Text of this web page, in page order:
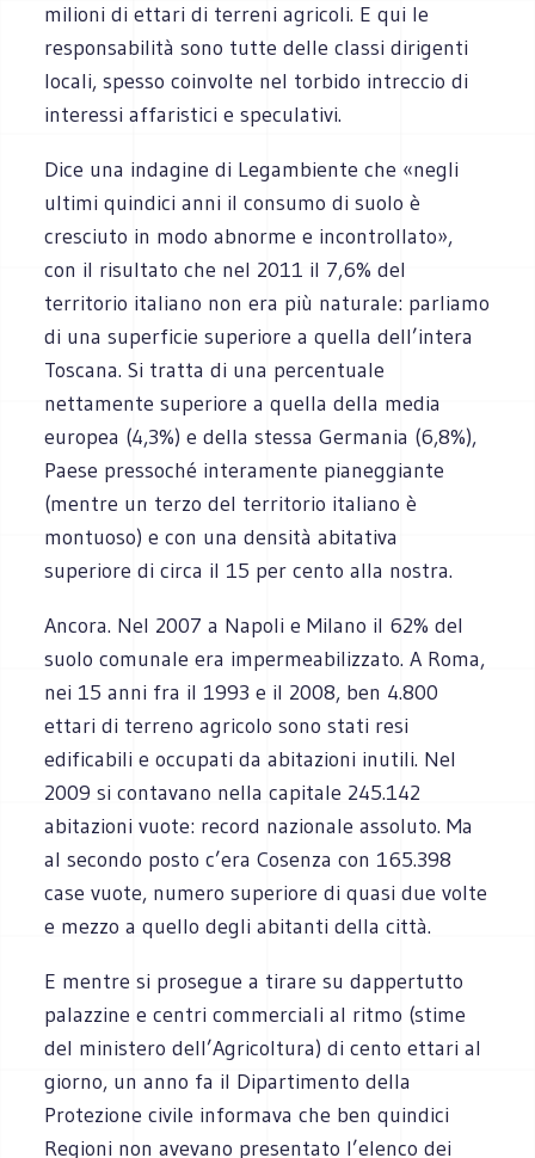
milioni di ettari di terreni agricoli. E qui le
responsabilità sono tutte delle classi dirigenti
locali, spesso coinvolte nel torbido intreccio di
interessi affaristici e speculativi.
Dice una indagine di Legambiente che «negli
ultimi quindici anni il consumo di suolo è
cresciuto in modo abnorme e incontrollato»,
con il risultato che nel 2011 il 7,6% del
territorio italiano non era più naturale: parliamo
di una superficie superiore a quella dell’intera
Toscana. Si tratta di una percentuale
nettamente superiore a quella della media
europea (4,3%) e della stessa Germania (6,8%),
Paese pressoché interamente pianeggiante
(mentre un terzo del territorio italiano è
montuoso) e con una densità abitativa
superiore di circa il 15 per cento alla nostra.
Ancora. Nel 2007 a Napoli e Milano il 62% del
suolo comunale era impermeabilizzato. A Roma,
nei 15 anni fra il 1993 e il 2008, ben 4.800
ettari di terreno agricolo sono stati resi
edificabili e occupati da abitazioni inutili. Nel
2009 si contavano nella capitale 245.142
abitazioni vuote: record nazionale assoluto. Ma
al secondo posto c’era Cosenza con 165.398
case vuote, numero superiore di quasi due volte
e mezzo a quello degli abitanti della città.
E mentre si prosegue a tirare su dappertutto
palazzine e centri commerciali al ritmo (stime
del ministero dell’Agricoltura) di cento ettari al
giorno, un anno fa il Dipartimento della
Protezione civile informava che ben quindici
Regioni non avevano presentato l’elenco dei